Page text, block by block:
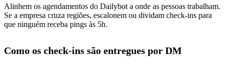
Alinhem os agendamentos do Dailybot a onde as pessoas trabalham.
Se a empresa cruza regiões, escalonem ou dividam check-ins para
que ninguém receba pings às 5h.
Como os check-ins são entregues por DM